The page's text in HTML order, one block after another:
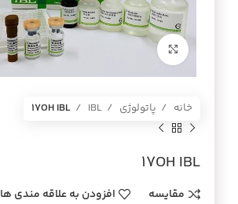
برای بزرگنمایی کلیک کنید
خانه پاتولوژی IBL
17OH IBL
17OH IBL
مقایسه افزودن به علاقه مندی ها